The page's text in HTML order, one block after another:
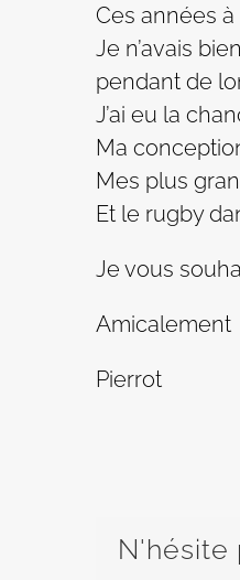
Ces années
Je n’avais
pendant de
J’ai eu la
Ma
Mes plus
Et le rugby
Je vous
Amicalement
Pierrot
N'hésite